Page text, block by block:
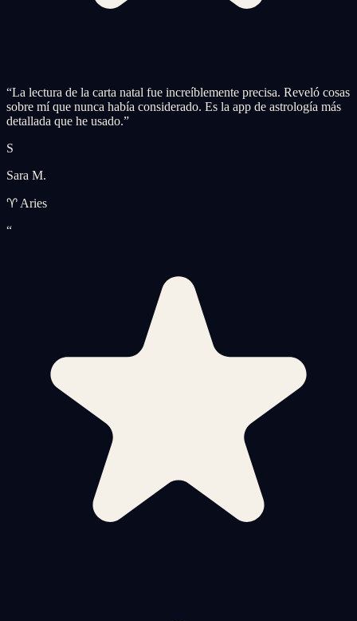
“La lectura de la carta natal fue increíblemente precisa. Reveló cosas
sobre mí que nunca había considerado. Es la app de astrología más
detallada que he usado.”
S
Sara M.
♈ Aries
“